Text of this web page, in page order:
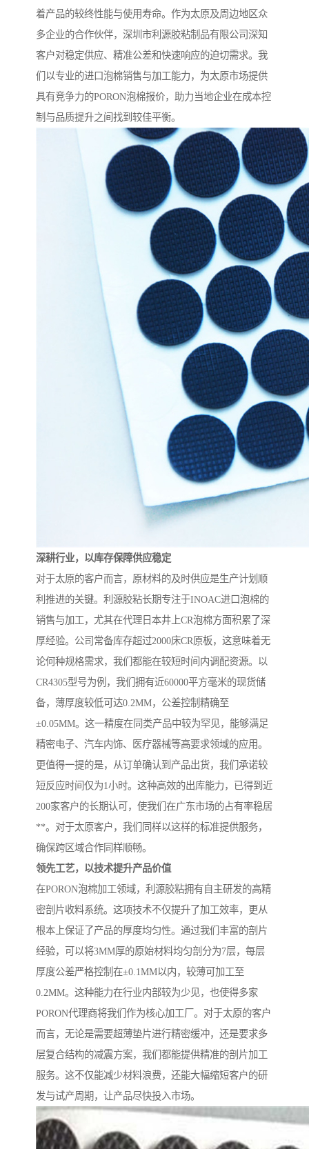
着产品的较终性能与使用寿命。作为太原及周边地区众
多企业的合作伙伴，深圳市利源胶粘制品有限公司深知
客户对稳定供应、精准公差和快速响应的迫切需求。我
们以专业的进口泡棉销售与加工能力，为太原市场提供
具有竞争力的PORON泡棉报价，助力当地企业在成本控
制与品质提升之间找到较佳平衡。
深耕行业，以库存保障供应稳定
对于太原的客户而言，原材料的及时供应是生产计划顺
利推进的关键。利源胶粘长期专注于INOAC进口泡棉的
销售与加工，尤其在代理日本井上CR泡棉方面积累了深
厚经验。公司常备库存超过2000床CR原板，这意味着无
论何种规格需求，我们都能在较短时间内调配资源。以
CR4305型号为例，我们拥有近60000平方毫米的现货储
备，薄厚度较低可达0.2MM，公差控制精确至
±0.05MM。这一精度在同类产品中较为罕见，能够满足
精密电子、汽车内饰、医疗器械等高要求领域的应用。
更值得一提的是，从订单确认到产品出货，我们承诺较
短反应时间仅为1小时。这种高效的出库能力，已得到近
200家客户的长期认可，使我们在广东市场的占有率稳居
**。对于太原客户，我们同样以这样的标准提供服务，
确保跨区域合作同样顺畅。
领先工艺，以技术提升产品价值
在PORON泡棉加工领域，利源胶粘拥有自主研发的高精
密剖片收料系统。这项技术不仅提升了加工效率，更从
根本上保证了产品的厚度均匀性。通过我们丰富的剖片
经验，可以将3MM厚的原始材料均匀剖分为7层，每层
厚度公差严格控制在±0.1MM以内，较薄可加工至
0.2MM。这种能力在行业内部较为少见，也使得多家
PORON代理商将我们作为核心加工厂。对于太原的客户
而言，无论是需要超薄垫片进行精密缓冲，还是要求多
层复合结构的减震方案，我们都能提供精准的剖片加工
服务。这不仅能减少材料浪费，还能大幅缩短客户的研
发与试产周期，让产品尽快投入市场。